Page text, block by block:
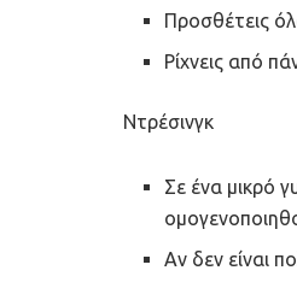
Προσθέτεις
Ρίχνεις από
Ντρέσινγκ
Σε ένα μικρό
Αν δεν είναι